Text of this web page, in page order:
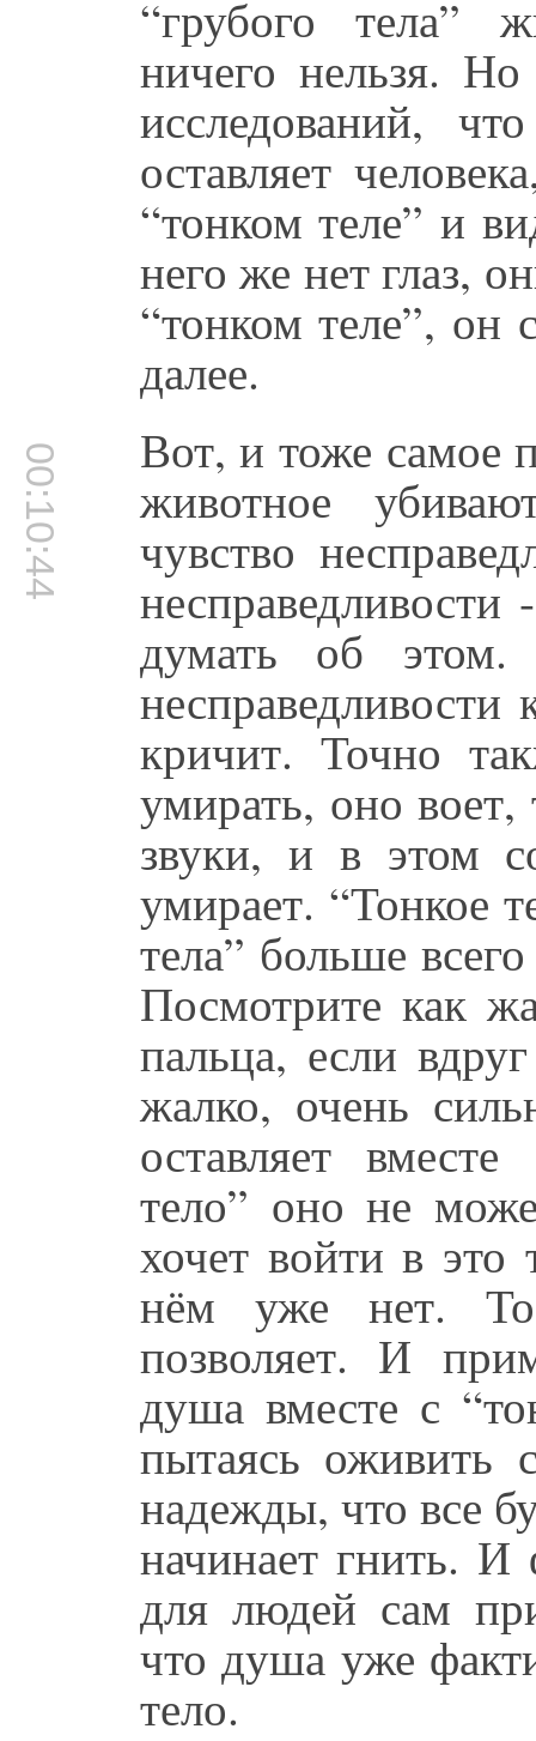
“грубого тела”
ничего нельзя.
исследований,
оставляет
“тонком теле” и
него же нет глаз,
“тонком теле”, он
далее.
00:10:44 Вот, и тоже самое
животное
чувство
думать об этом.
кричит. Точно
умирать, оно
звуки, и в этом
умирает. “Тонкое
тела” больше
Посмотрите как
пальца, если
жалко, очень
оставляет
тело” оно не
хочет войти в
нём уже нет. То
позволяет. И
душа вместе с
пытаясь оживить
надежды, что все
начинает гнить.
для людей сам
что душа уже
тело.